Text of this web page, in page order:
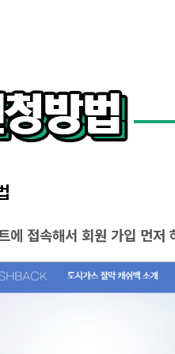
접속해서 회원 가입 먼저